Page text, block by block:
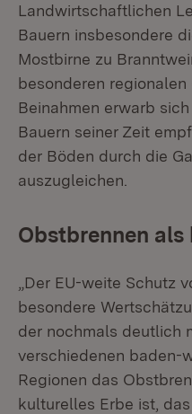
Landwirtschaftlichen
Bauern insbesondere
Mostbirne zu
besonderen regionalen
Beinahmen erwarb
Bauern seiner Zeit
der Böden durch die
auszugleichen.
Obstbrennen
„Der EU-weite Schutz
besondere
der nochmals deutlich
verschiedenen baden-
Regionen das
kulturelles Erbe ist,